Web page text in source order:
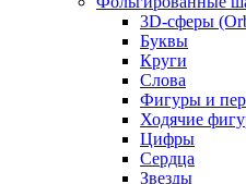
3D-сферы
Буквы
Круги
Слова
Фигуры и
Ходячие
Цифры
Сердца
Звезды